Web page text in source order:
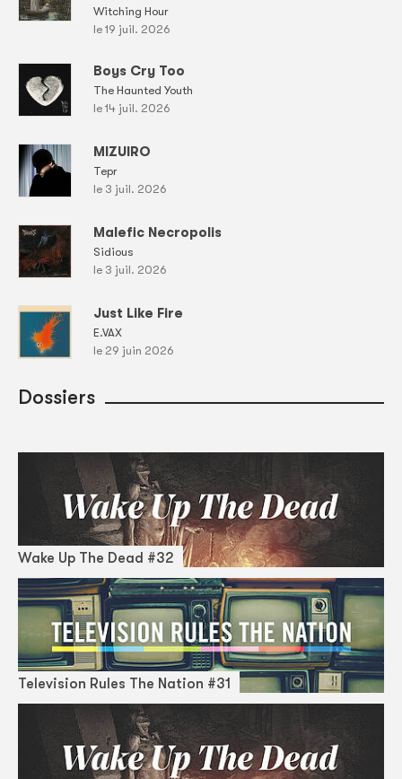
Witching Hour
le 19 juil. 2026
Boys Cry Too
The Haunted Youth
le 14 juil. 2026
MIZUIRO
Tepr
le 3 juil. 2026
Malefic Necropolis
Sidious
le 3 juil. 2026
Just Like Fire
E.VAX
le 29 juin 2026
Dossiers
Wake Up The Dead #32
Television Rules The Nation #31